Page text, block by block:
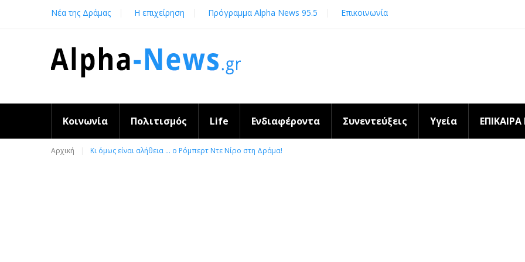
content
Νέα της Δράμας Η επιχείρηση Πρόγραμμα Alpha News 95.5 Επικοινωνία
Κοινωνία Πολιτισμός Life Ενδιαφέροντα Συνεντεύξεις Υγεία
Αρχική Κι όμως είναι αλήθεια … ο Ρόμπερτ Ντε Νίρο στη Δράμα!